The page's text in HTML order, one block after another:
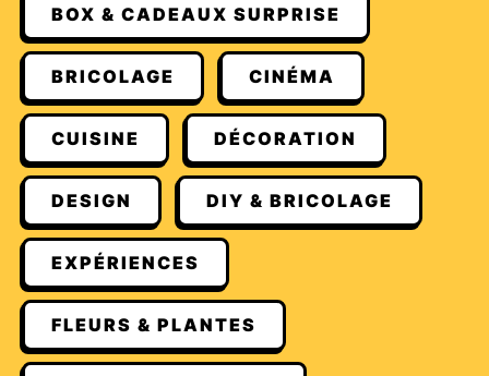
BOX & CADEAUX SURPRISE
BRICOLAGE CINÉMA
CUISINE DÉCORATION
DESIGN DIY & BRICOLAGE
EXPÉRIENCES
FLEURS & PLANTES